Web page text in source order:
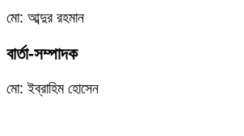
মো: আব্দুর রহমান
বার্তা-সম্পাদক
মো: ইব্রাহিম হোসেন